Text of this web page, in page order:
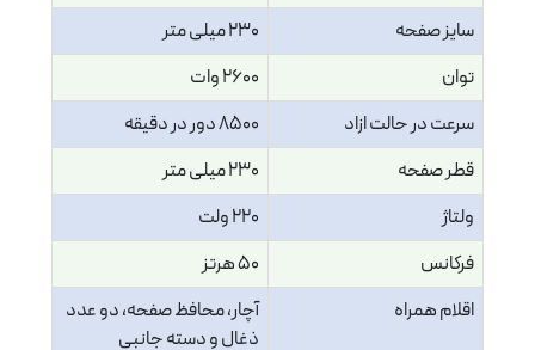
سایز صفحه
230 میلی متر
توان
2600 وات
سرعت در حالت ازاد
8500 دور در دقیقه
قطر صفحه
230 میلی متر
ولتاژ
220 ولت
فرکانس
50 هرتز
اقلام همراه
آچار، محافظ صفحه، دو عدد
ذغال و دسته جانبی